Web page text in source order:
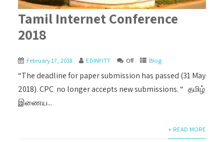
Tamil Internet Conference
2018
February 17, 2018 EDINFITT Off Blog
“The deadline for paper submission has passed (31 May
2018). CPC no longer accepts new submissions. “ தமிழ்
இணைய...
+ READ MORE